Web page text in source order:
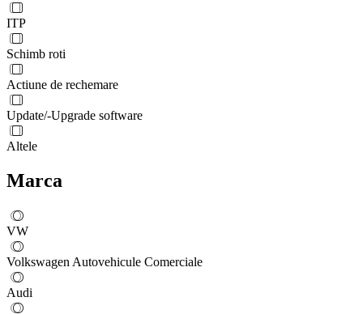
ITP
Schimb roti
Actiune de rechemare
Update/-Upgrade software
Altele
Marca
VW
Volkswagen Autovehicule Comerciale
Audi